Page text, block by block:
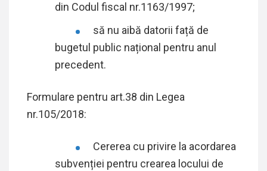
din Codul fiscal nr.1163/1997;
să nu aibă datorii față de
bugetul public național pentru anul
precedent.
Formulare pentru art.38 din Legea
nr.105/2018:
Cererea cu privire la acordarea
subvenției pentru crearea locului de